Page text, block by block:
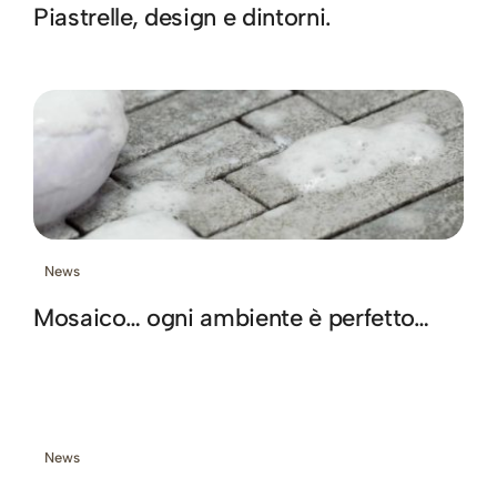
Piastrelle, design e dintorni.
News
Mosaico… ogni ambiente è perfetto…
News